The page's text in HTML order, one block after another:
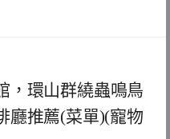
，環山群繞蟲鳴鳥
廳推薦(菜單)(寵物